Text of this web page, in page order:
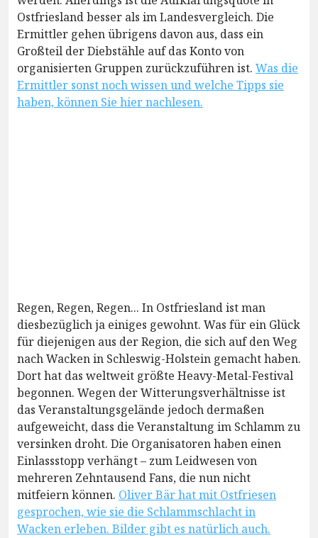
Ostfriesland besser als im Landesvergleich. Die
Ermittler gehen übrigens davon aus, dass ein
Großteil der Diebstähle auf das Konto von
organisierten Gruppen zurückzuführen ist. Was die
Ermittler sonst noch wissen und welche Tipps sie
haben, können Sie hier nachlesen.
Regen, Regen, Regen... In Ostfriesland ist man
diesbezüglich ja einiges gewohnt. Was für ein Glück
für diejenigen aus der Region, die sich auf den Weg
nach Wacken in Schleswig-Holstein gemacht haben.
Dort hat das weltweit größte Heavy-Metal-Festival
begonnen. Wegen der Witterungsverhältnisse ist
das Veranstaltungsgelände jedoch dermaßen
aufgeweicht, dass die Veranstaltung im Schlamm zu
versinken droht. Die Organisatoren haben einen
Einlassstopp verhängt – zum Leidwesen von
mehreren Zehntausend Fans, die nun nicht
mitfeiern können. Oliver Bär hat mit Ostfriesen
gesprochen, wie sie die Schlammschlacht in
Wacken erleben. Bilder gibt es natürlich auch.